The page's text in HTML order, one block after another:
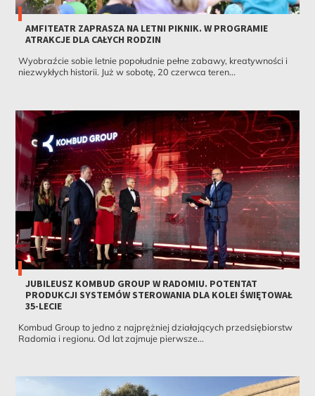
AMFITEATR ZAPRASZA NA LETNI PIKNIK. W PROGRAMIE
ATRAKCJE DLA CAŁYCH RODZIN
Wyobraźcie sobie letnie popołudnie pełne zabawy, kreatywności i
niezwykłych historii. Już w sobotę, 20 czerwca teren...
JUBILEUSZ KOMBUD GROUP W RADOMIU. POTENTAT
PRODUKCJI SYSTEMÓW STEROWANIA DLA KOLEI ŚWIĘTOWAŁ
35-LECIE
Kombud Group to jedno z najprężniej działających przedsiębiorstw
Radomia i regionu. Od lat zajmuje pierwsze...